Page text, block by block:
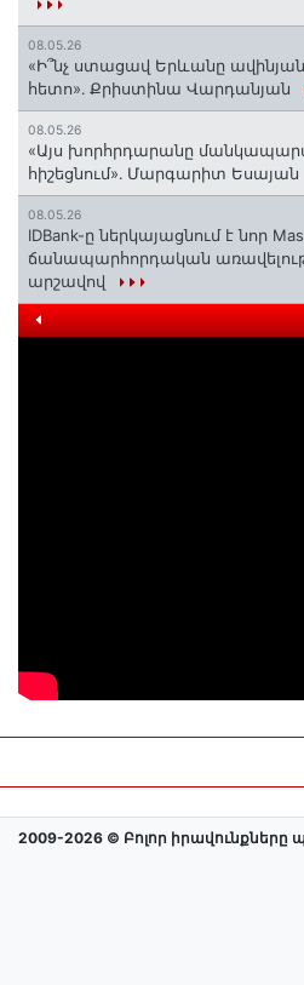
08.05.26
«Ի՞նչ ստացավ Երևանը
հետո»․ Քրիստինա Վարդանյան
08.05.26
«Այս խորհրդարանը
հիշեցնում»․ Մարգարիտ Եսայան
08.05.26
IDBank-ը ներկայացնում է նոր
ճանապարհորդական
արշավով
2009-2026 © Բոլոր